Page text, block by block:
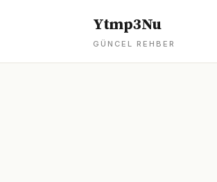
Ytmp3Nu
GÜNCEL REHBER